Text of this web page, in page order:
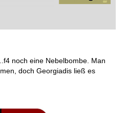
noch eine Nebelbombe. Man
doch Georgiadis ließ es